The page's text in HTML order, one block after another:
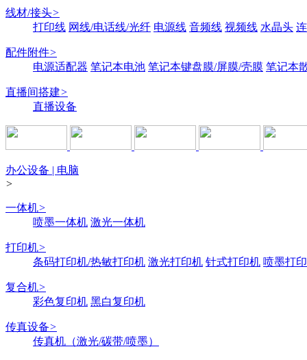
线材/接头>
打印线 网线/电话线/光纤 电源线 音频线 视频线 水晶头
配件附件>
电源适配器 笔记本电池 笔记本键盘膜/屏膜/壳膜 笔记本
直播间搭建>
直播设备
办公设备 | 电脑
>
一体机>
喷墨一体机 激光一体机
打印机>
条码打印机/热敏打印机 激光打印机 针式打印机 喷墨打
复合机>
彩色复印机 黑白复印机
传真设备>
传真机（激光/碳带/喷墨）